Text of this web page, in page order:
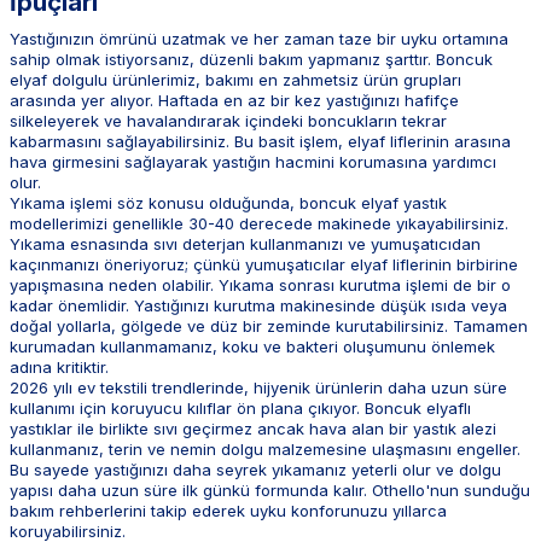
Yastığınızın ömrünü uzatmak ve her zaman taze bir uyku ortamına
sahip olmak istiyorsanız, düzenli bakım yapmanız şarttır. Boncuk
elyaf dolgulu ürünlerimiz, bakımı en zahmetsiz ürün grupları
arasında yer alıyor. Haftada en az bir kez yastığınızı hafifçe
silkeleyerek ve havalandırarak içindeki boncukların tekrar
kabarmasını sağlayabilirsiniz. Bu basit işlem, elyaf liflerinin arasına
hava girmesini sağlayarak yastığın hacmini korumasına yardımcı
olur.
Yıkama işlemi söz konusu olduğunda, boncuk elyaf yastık
modellerimizi genellikle 30-40 derecede makinede yıkayabilirsiniz.
Yıkama esnasında sıvı deterjan kullanmanızı ve yumuşatıcıdan
kaçınmanızı öneriyoruz; çünkü yumuşatıcılar elyaf liflerinin birbirine
yapışmasına neden olabilir. Yıkama sonrası kurutma işlemi de bir o
kadar önemlidir. Yastığınızı kurutma makinesinde düşük ısıda veya
doğal yollarla, gölgede ve düz bir zeminde kurutabilirsiniz. Tamamen
kurumadan kullanmamanız, koku ve bakteri oluşumunu önlemek
adına kritiktir.
2026 yılı ev tekstili trendlerinde, hijyenik ürünlerin daha uzun süre
kullanımı için koruyucu kılıflar ön plana çıkıyor. Boncuk elyaflı
yastıklar ile birlikte sıvı geçirmez ancak hava alan bir yastık alezi
kullanmanız, terin ve nemin dolgu malzemesine ulaşmasını engeller.
Bu sayede yastığınızı daha seyrek yıkamanız yeterli olur ve dolgu
yapısı daha uzun süre ilk günkü formunda kalır. Othello'nun sunduğu
bakım rehberlerini takip ederek uyku konforunuzu yıllarca
koruyabilirsiniz.